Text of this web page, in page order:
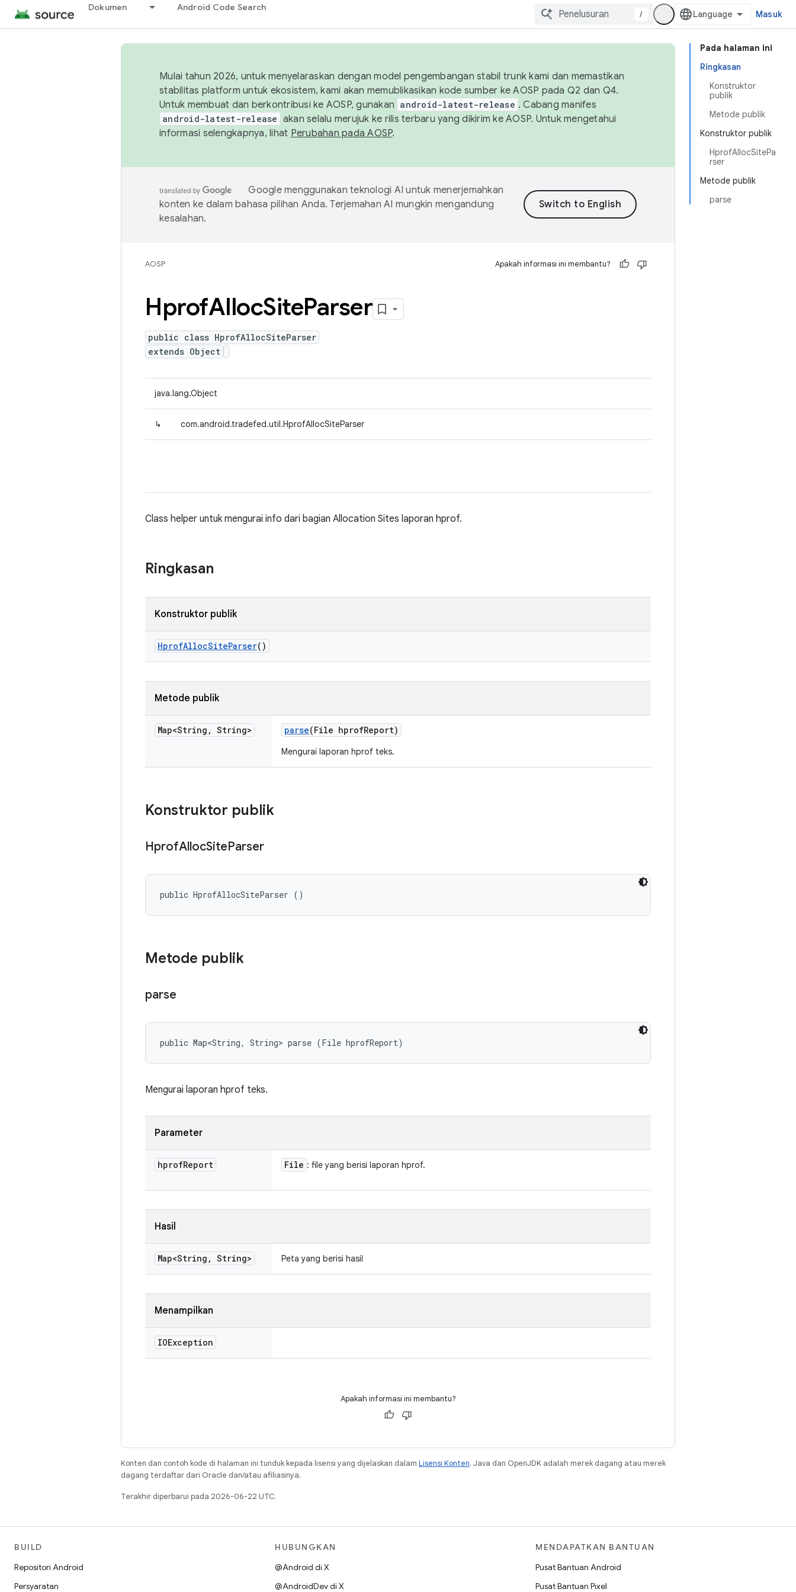
Dokumen Android Code Search
/ Masuk
Pada halaman ini
Ringkasan
Konstruktor
publik
Metode publik
Konstruktor publik
HprofAllocSitePa
rser
Metode publik
parse
Mulai tahun 2026, untuk menyelaraskan dengan model pengembangan stabil trunk kami dan memastikan
stabilitas platform untuk ekosistem, kami akan memublikasikan kode sumber ke AOSP pada Q2 dan Q4.
Untuk membuat dan berkontribusi ke AOSP, gunakan android-latest-release . Cabang manifes
android-latest-release akan selalu merujuk ke rilis terbaru yang dikirim ke AOSP. Untuk mengetahui
informasi selengkapnya, lihat Perubahan pada AOSP.
Google menggunakan teknologi AI untuk menerjemahkan
konten ke dalam bahasa pilihan Anda. Terjemahan AI mungkin mengandung
kesalahan.
AOSP Apakah informasi ini membantu?
HprofAllocSiteParser
public class HprofAllocSiteParser
extends Object
java.lang.Object
↳ com.android.tradefed.util.HprofAllocSiteParser
Class helper untuk mengurai info dari bagian Allocation Sites laporan hprof.
Ringkasan
Konstruktor publik
HprofAllocSiteParser()
Metode publik
Map<String , String> parse(File hprofReport)
Mengurai laporan hprof teks.
Konstruktor publik
HprofAllocSiteParser
public HprofAllocSiteParser ()
Metode publik
parse
public Map<String, String> parse (File hprofReport)
Mengurai laporan hprof teks.
Parameter
hprofReport File : file yang berisi laporan hprof.
Hasil
Map<String , String> Peta yang berisi hasil
Menampilkan
IOException
Apakah informasi ini membantu?
Konten dan contoh kode di halaman ini tunduk kepada lisensi yang dijelaskan dalam Lisensi Konten. Java dan OpenJDK adalah merek dagang atau merek
dagang terdaftar dari Oracle dan/atau afiliasinya.
Terakhir diperbarui pada 2026-06-22 UTC.
BUILD
Repositori Android
Persyaratan
HUBUNGKAN
@Android di X
@AndroidDev di X
MENDAPATKAN BANTUAN
Pusat Bantuan Android
Pusat Bantuan Pixel